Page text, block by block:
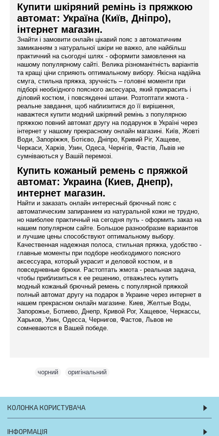
Купити шкіряний ремінь із пряжкою
автомат: Україна (Київ, Дніпро),
інтернет магазин.
Знайти і замовити онлайн цікавий пояс з автоматичним
замиканням з натуральної шкіри не важко, але найбільш
практичний на сьогодні шлях - оформити замовлення на
нашому популярному сайті. Велика різноманітність варіантів
та кращі ціни сприяють оптимальному вибору. Якісна надійна
смуга, стильна пряжка, зручність – головні моменти при
підборі необхідного поясного аксесуара, який прикрасить і
діловий костюм, і повсякденні штани. Розтоптати жмота -
реальне завдання, щоб наблизитися до її вирішення,
наважтеся купити модний шкіряний ремінь з популярною
пряжкою повний автомат другу на подарунок в Україні через
інтернет у нашому прекрасному онлайн магазині. Київ, Жовті
Води, Запоріжжя, Ботієво, Дніпро, Кривий Ріг, Хащеве,
Черкаси, Харків, Узин, Одеса, Чернігів, Фастів, Львів не
сумніваються у Вашій перемозі.
Купить кожаный ремень с пряжкой
автомат: Украина (Киев, Днепр),
интернет магазин.
Найти и заказать онлайн интересный брючный пояс с
автоматическим запиранием из натуральной кожи не трудно,
но наиболее практичный на сегодня путь - оформить заказ на
нашем популярном сайте. Большое разнообразие вариантов
и лучшие цены способствуют оптимальному выбору.
Качественная надежная полоса, стильная пряжка, удобство -
главные моменты при подборе необходимого поясного
аксессуара, который украсит и деловой костюм, и в
повседневные брюки. Растоптать жмота - реальная задача,
чтобы приблизиться к ее решению, отважьтесь купить
модный кожаный брючный ремень с популярной пряжкой
полный автомат другу на подарок в Украине через интернет в
нашем прекрасном онлайн магазине. Киев, Желтые Воды,
Запорожье, Ботиево, Днепр, Кривой Рог, Хащевое, Черкассы,
Харьков, Узин, Одесса, Чернигов, Фастов, Львов не
сомневаются в Вашей победе.
чорний оригінальний
КОЛОНКА КОРИСТУВАЧА
ІНФОРМАЦІЯ